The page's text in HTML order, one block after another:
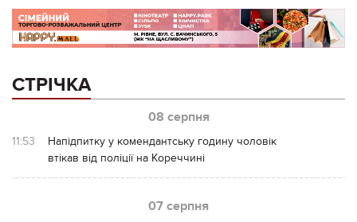
СТРІЧКА
08 серпня
11:53
Напідпитку у комендантську годину чоловік
втікав від поліції на Кореччині
07 серпня